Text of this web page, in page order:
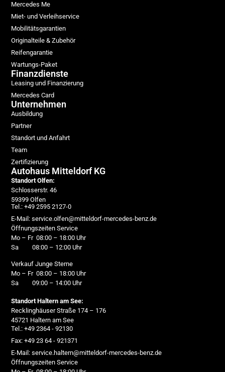
Mercedes Me
Miet- und Verleihservice
Mobilitätsgarantien
Originalteile & Zubehör
Reifengarantie
Wartungs-Paket
Finanzdienste
Leasing und Finanzierung
Mercedes Card
Unternehmen
Ausbildung
Partner
Standort und Anfahrt
Team
Zertifizierung
Autohaus Mitteldorf KG
Standort Olfen:
Schlosserstr. 46
59399 Olfen
Tel.: +49 2595 2127-0
E-Mail: service.olfen@mitteldorf-mercedes-benz.de
Öffnungszeiten Service
Mo – Fr 08:00 – 18:00 Uhr
Sa 08:00 – 12:00 Uhr
Verkauf Junge Sterne
Mo – Fr 08:00 – 18:00 Uhr
Sa 09:00 – 14:00 Uhr
Standort Haltern am See:
Recklinghäuser Straße 174 – 176
45721 Haltern am See
Tel.: +49 2364 - 92130
Fax: +49 23 64 - 921371
E-Mail: service.haltern@mitteldorf-mercedes-benz.de
Öffnungszeiten Service